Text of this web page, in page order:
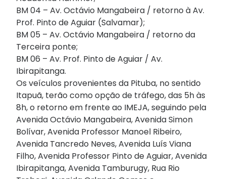
BM 04 – Av. Octávio Mangabeira / retorno à Av.
Prof. Pinto de Aguiar (Salvamar);
BM 05 – Av. Octávio Mangabeira / retorno da
Terceira ponte;
BM 06 – Av. Prof. Pinto de Aguiar / Av.
Ibirapitanga.
Os veículos provenientes da Pituba, no sentido
Itapuã, terão como opção de tráfego, das 5h às
8h, o retorno em frente ao IMEJA, seguindo pela
Avenida Octávio Mangabeira, Avenida Simon
Bolívar, Avenida Professor Manoel Ribeiro,
Avenida Tancredo Neves, Avenida Luís Viana
Filho, Avenida Professor Pinto de Aguiar, Avenida
Ibirapitanga, Avenida Tamburugy, Rua Rio